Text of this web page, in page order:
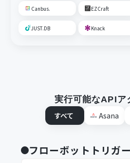
Canbus. EZCraft
JUST.DB Knack
実行可能なAPIア
すべて
Asana
フローボットトリガー